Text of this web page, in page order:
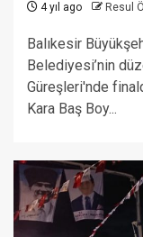
4 yıl ago Resul
Balıkesir
Belediyesi’nin
Güreşleri'nde
Kara Baş Boy...